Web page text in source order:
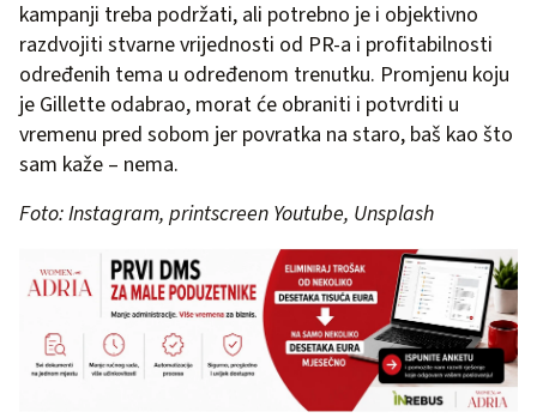
kampanji treba podržati, ali potrebno je i objektivno
razdvojiti stvarne vrijednosti od PR-a i profitabilnosti
određenih tema u određenom trenutku. Promjenu koju
je Gillette odabrao, morat će obraniti i potvrditi u
vremenu pred sobom jer povratka na staro, baš kao što
sam kaže – nema.
Foto: Instagram, printscreen Youtube, Unsplash